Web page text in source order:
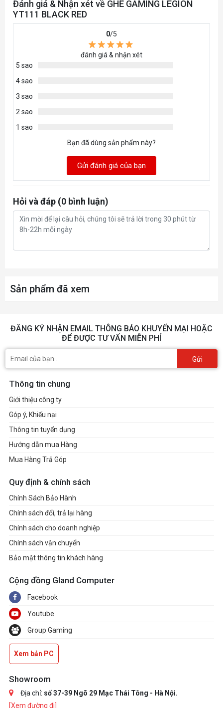
Đánh giá & Nhận xét về GHẾ GAMING LEGION
YT111 BLACK RED
0/5
đánh giá & nhận xét
5 sao
4 sao
3 sao
2 sao
1 sao
Bạn đã dùng sản phẩm này?
Gửi đánh giá của bạn
Hỏi và đáp (0 bình luận)
Sản phẩm đã xem
ĐĂNG KÝ NHẬN EMAIL THÔNG BÁO KHUYẾN MẠI HOẶC
ĐỂ ĐƯỢC TƯ VẤN MIỄN PHÍ
Gửi
Thông tin chung
Giới thiệu công ty
Góp ý, Khiếu nại
Thông tin tuyển dụng
Hướng dẫn mua Hàng
Mua Hàng Trả Góp
Quy định & chính sách
Chính Sách Bảo Hành
Chính sách đổi, trả lại hàng
Chính sách cho doanh nghiệp
Chính sách vận chuyển
Bảo mật thông tin khách hàng
Cộng đồng Gland Computer
Facebook
Youtube
Group Gaming
Xem bản PC
Showroom
Địa chỉ: số 37-39 Ngõ 29 Mạc Thái Tông - Hà Nội.
[Xem đường đi]